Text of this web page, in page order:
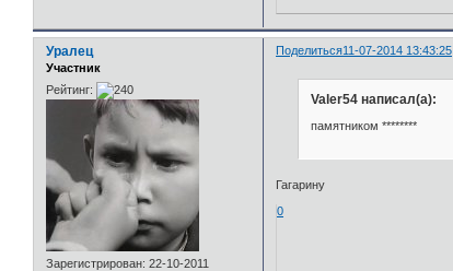
Поделиться11-07-2014 13:43:25
Уралец
Участник
Рейтинг:
Зарегистрирован: 22-10-2011
Valer54 написал(а):
памятником ********
Гагарину
0